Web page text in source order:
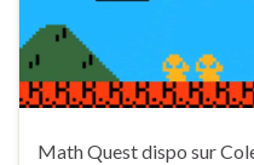
Math Quest dispo sur